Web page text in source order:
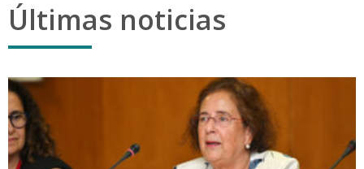
Últimas noticias